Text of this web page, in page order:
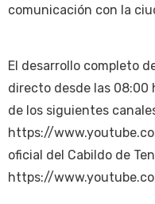
comunicación con la
El desarrollo completo
directo desde las 08:00
de los siguientes
https://
oficial del Cabildo de
https://